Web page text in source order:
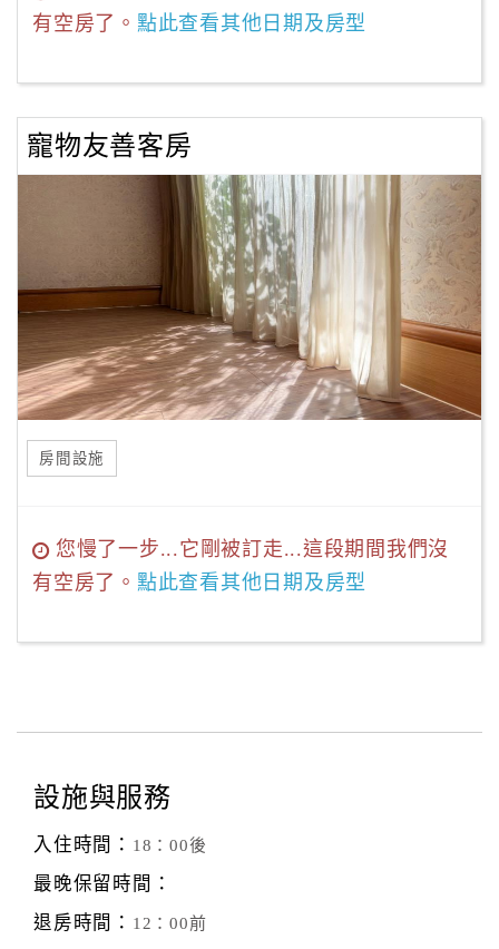
有空房了。 點此查看其他日期及房型
寵物友善客房
房間設施
您慢了一步...它剛被訂走...這段期間我們沒
有空房了。 點此查看其他日期及房型
設施與服務
入住時間： 18：00後
最晚保留時間：
退房時間： 12：00前